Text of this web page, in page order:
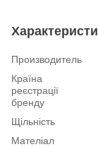
Производитель
Країна
реєстрації
бренду
Щільність
Мателіал